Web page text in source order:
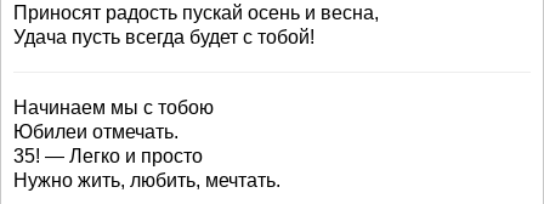
Приносят радость пускай осень и весна,
Удача пусть всегда будет с тобой!
Начинаем мы с тобою
Юбилеи отмечать.
35! — Легко и просто
Нужно жить, любить, мечтать.